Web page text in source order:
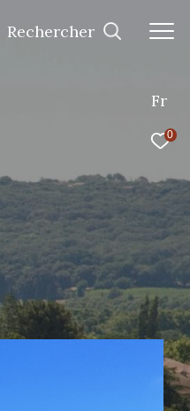
Fr
0
Rechercher